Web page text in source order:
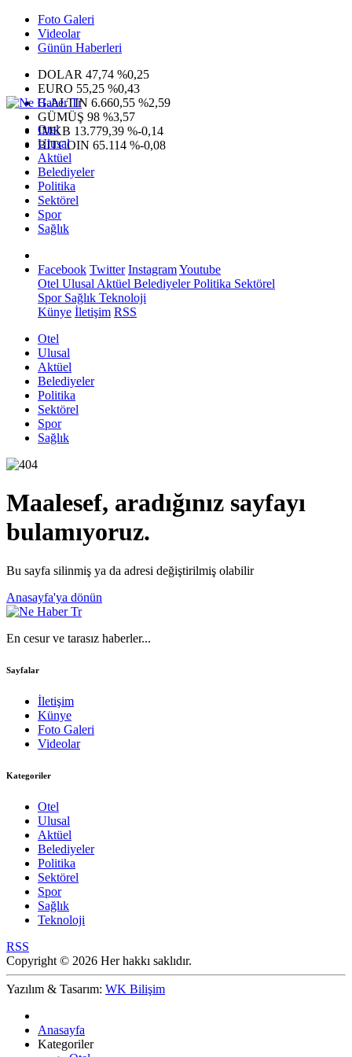
Foto Galeri
Videolar
Günün Haberleri
DOLAR 47,74 %0,25
EURO 55,25 %0,43
G.ALTIN 6.660,55 %2,59
GÜMÜŞ 98 %3,57
IMKB 13.779,39 %-0,14
BITCOIN 65.114 %-0,08
Otel
Ulusal
Aktüel
Belediyeler
Politika
Sektörel
Spor
Sağlık
Facebook Twitter InstagramYoutube
Otel Ulusal Aktüel BelediyelerPolitika Sektörel
SporSağlık Teknoloji
Künye İletişim RSS
Otel
Ulusal
Aktüel
Belediyeler
Politika
Sektörel
Spor
Sağlık
Maalesef, aradığınız sayfayı
bulamıyoruz.
Bu sayfa silinmiş ya da adresi değiştirilmiş olabilir
Anasayfa'ya dönün
En cesur ve tarasız haberler...
Sayfalar
İletişim
Künye
Foto Galeri
Videolar
Kategoriler
Otel
Ulusal
Aktüel
Belediyeler
Politika
Sektörel
Spor
Sağlık
Teknoloji
RSS
Copyright © 2026 Her hakkı saklıdır.
Yazılım & Tasarım: WK Bilişim
Anasayfa
Kategoriler